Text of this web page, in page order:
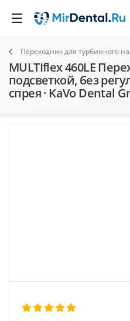
Переходник для турбинного
MULTIflex 460LE
подсветкой, без
спрея · KaVo Dental